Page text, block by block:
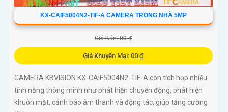
KX-CAIF5004N2-TIF-A CAMERA TRONG NHÀ 5MP
Giá Bán: 00 ₫
Giá Khuyến Mại: 00 ₫
CAMERA KBVISION KX-CAiF5004N2-TiF-A còn tích hợp nhiều
tính năng thông minh như phát hiện chuyển động, phát hiện
khuôn mặt, cảnh báo âm thanh và động tác, giúp tăng cường